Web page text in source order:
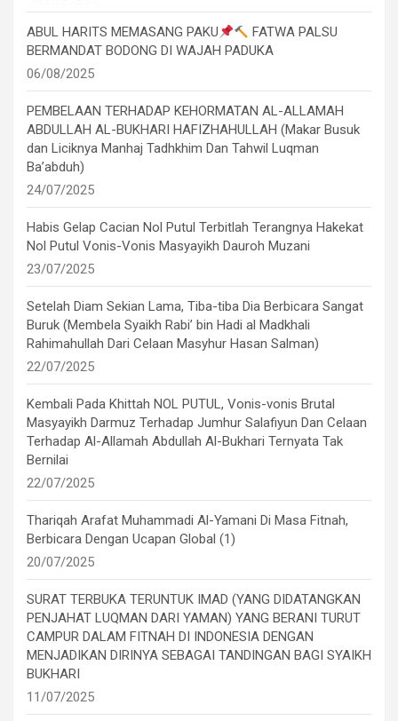
ABUL HARITS MEMASANG PAKU
FATWA PALSU
BERMANDAT BODONG DI WAJAH PADUKA
06/08/2025
PEMBELAAN TERHADAP KEHORMATAN AL-ALLAMAH
ABDULLAH AL-BUKHARI HAFIZHAHULLAH (Makar Busuk
dan Liciknya Manhaj Tadhkhim Dan Tahwil Luqman
Ba’abduh)
24/07/2025
Habis Gelap Cacian Nol Putul Terbitlah Terangnya Hakekat
Nol Putul Vonis-Vonis Masyayikh Dauroh Muzani
23/07/2025
Setelah Diam Sekian Lama, Tiba-tiba Dia Berbicara Sangat
Buruk (Membela Syaikh Rabi’ bin Hadi al Madkhali
Rahimahullah Dari Celaan Masyhur Hasan Salman)
22/07/2025
Kembali Pada Khittah NOL PUTUL, Vonis-vonis Brutal
Masyayikh Darmuz Terhadap Jumhur Salafiyun Dan Celaan
Terhadap Al-Allamah Abdullah Al-Bukhari Ternyata Tak
Bernilai
22/07/2025
Thariqah Arafat Muhammadi Al-Yamani Di Masa Fitnah,
Berbicara Dengan Ucapan Global (1)
20/07/2025
SURAT TERBUKA TERUNTUK IMAD (YANG DIDATANGKAN
PENJAHAT LUQMAN DARI YAMAN) YANG BERANI TURUT
CAMPUR DALAM FITNAH DI INDONESIA DENGAN
MENJADIKAN DIRINYA SEBAGAI TANDINGAN BAGI SYAIKH
BUKHARI
11/07/2025